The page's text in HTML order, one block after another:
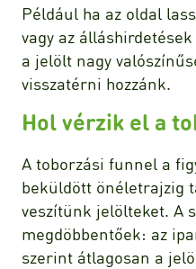
Például ha az oldal
vagy az
a jelölt nagy
visszatérni hozzánk.
Hol vérzik el a
A toborzási funnel a
beküldött önéletrajzig
veszítünk jelölteket. A
megdöbbentőek: az
szerint átlagosan a